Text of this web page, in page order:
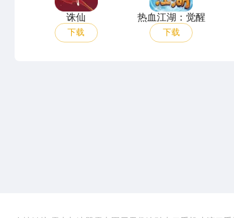
诛仙
下载
热血江湖：觉醒
下载